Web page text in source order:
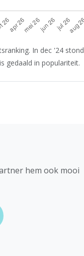
In dec '24 stond
gedaald in populariteit.
hem ook mooi